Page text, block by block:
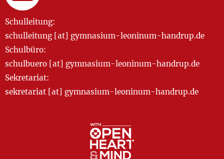
Schulleitung:
schulleitung [at] gymnasium-leoninum-handrup.de
Schulbüro:
schulbuero [at] gymnasium-leoninum-handrup.de
Sekretariat:
sekretariat [at] gymnasium-leoninum-handrup.de